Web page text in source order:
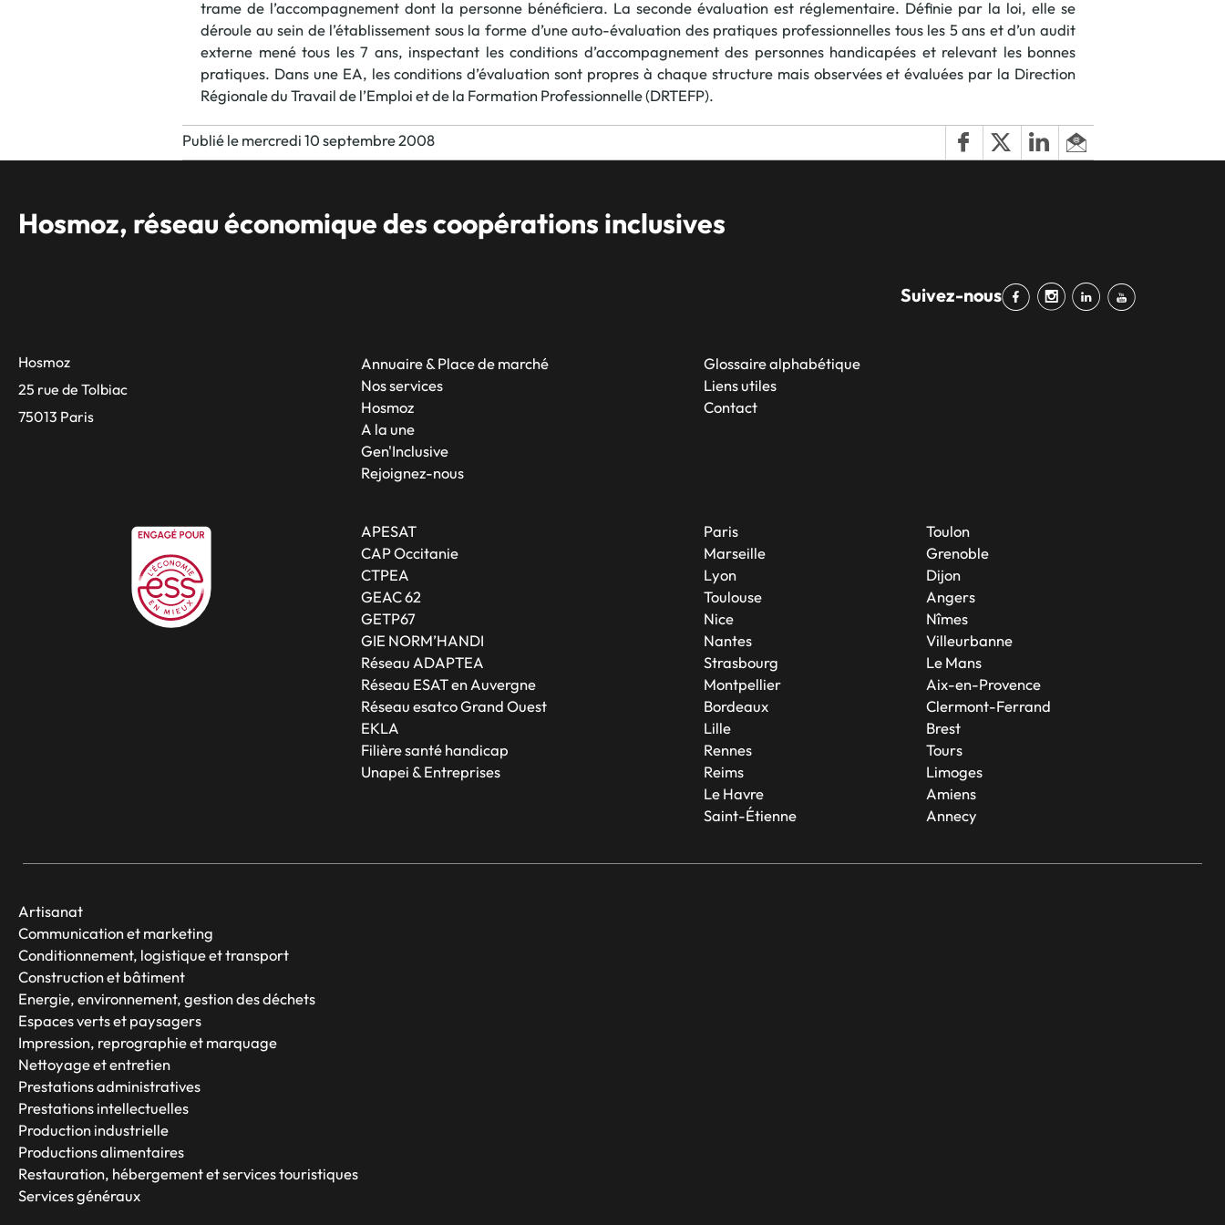
La promotion de vos engagements en matière d'achats inclusifs
Cultiver son réseau
Le Club Partenaires
Je vends
Vos formations 100% opérationnelles, dédiées au développement commercial
Je restructure ou je développe de nouvelles activités
Votre accompagnement sur-mesure pour vos projets de développement
Offre spéciale Groupement
trame de l’accompagnement dont la personne bénéficiera. La seconde évaluation est réglementaire. Définie par la loi, elle se
déroule au sein de l’établissement sous la forme d’une auto-évaluation des pratiques professionnelles tous les 5 ans et d’un audit
externe mené tous les 7 ans, inspectant les conditions d’accompagnement des personnes handicapées et relevant les bonnes
pratiques. Dans une EA, les conditions d’évaluation sont propres à chaque structure mais observées et évaluées par la Direction
Régionale du Travail de l’Emploi et de la Formation Professionnelle (DRTEFP).
Publié le mercredi 10 septembre 2008
Hosmoz, réseau économique des coopérations inclusives
Suivez-nous
Hosmoz
25 rue de Tolbiac
75013 Paris
Annuaire & Place de marché
Nos services
Hosmoz
A la une
Gen'Inclusive
Rejoignez-nous
Glossaire alphabétique
Liens utiles
Contact
APESAT
CAP Occitanie
CTPEA
GEAC 62
GETP67
GIE NORM’HANDI
Réseau ADAPTEA
Réseau ESAT en Auvergne
Réseau esatco Grand Ouest
EKLA
Filière santé handicap
Unapei & Entreprises
Paris
Marseille
Lyon
Toulouse
Nice
Nantes
Strasbourg
Montpellier
Bordeaux
Lille
Rennes
Reims
Le Havre
Saint-Étienne
Toulon
Grenoble
Dijon
Angers
Nîmes
Villeurbanne
Le Mans
Aix-en-Provence
Clermont-Ferrand
Brest
Tours
Limoges
Amiens
Annecy
Artisanat
Communication et marketing
Conditionnement, logistique et transport
Construction et bâtiment
Energie, environnement, gestion des déchets
Espaces verts et paysagers
Impression, reprographie et marquage
Nettoyage et entretien
Prestations administratives
Prestations intellectuelles
Production industrielle
Productions alimentaires
Restauration, hébergement et services touristiques
Services généraux